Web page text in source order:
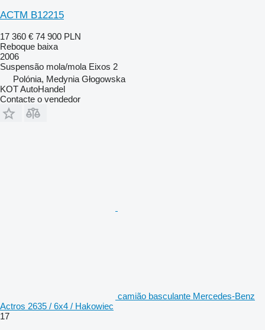
ACTM B12215
17 360 € 74 900 PLN
Reboque baixa
2006
Suspensão mola/mola Eixos 2
Polónia, Medynia Głogowska
KOT AutoHandel
Contacte o vendedor
camião basculante Mercedes-Benz
Actros 2635 / 6x4 / Hakowiec
17